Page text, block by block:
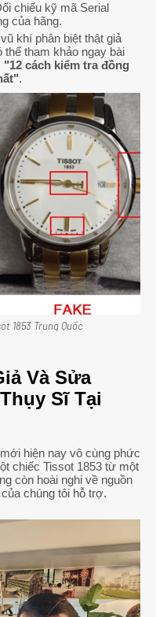
chiếu kỹ mã Serial
của hãng.
khí phân biệt thật giả
thể tham khảo ngay bài
"12 cách kiểm tra đồng
.
1853 Trung Quốc
Và Sửa
Sĩ Tại
hiện nay vô cùng phức
chiếc Tissot 1853 từ một
còn hoài nghi về nguồn
chúng tôi hỗ trợ.